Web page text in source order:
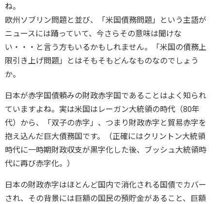
ね。
欧州ソブリン問題と並び、「米国債務問題」という主語が
ニュースには踊っていて、今さらその意味は聞けな
い・・・と言う方もいるかもしれません。「米国の債務上
限引き上げ問題」とはそもそもどんなものなのでしょう
か。
日本が赤字国債頼みの財政赤字国であることはよく知られ
ていますよね。実は米国はレーガン大統領の時代（80年
代）から、「双子の赤字」、つまり財政赤字と貿易赤字を
抱え込んだ巨大債務国です。（正確にはクリントン大統領
時代に一時期財政収支が黒字化した後、ブッシュ大統領時
代に再び赤字化。）
日本の財政赤字はほとんど国内で消化される国債でカバー
され、その背景には巨額の国民の預貯金があること、巨額